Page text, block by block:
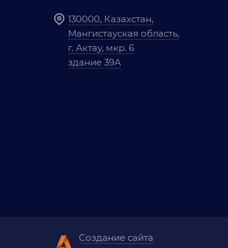
130000, Казахстан,
Мангистауская область,
г. Актау, мкр. 6
здание 39А
Создание сайта